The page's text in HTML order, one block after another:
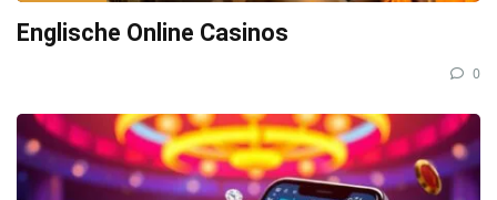
Englische Online Casinos
0